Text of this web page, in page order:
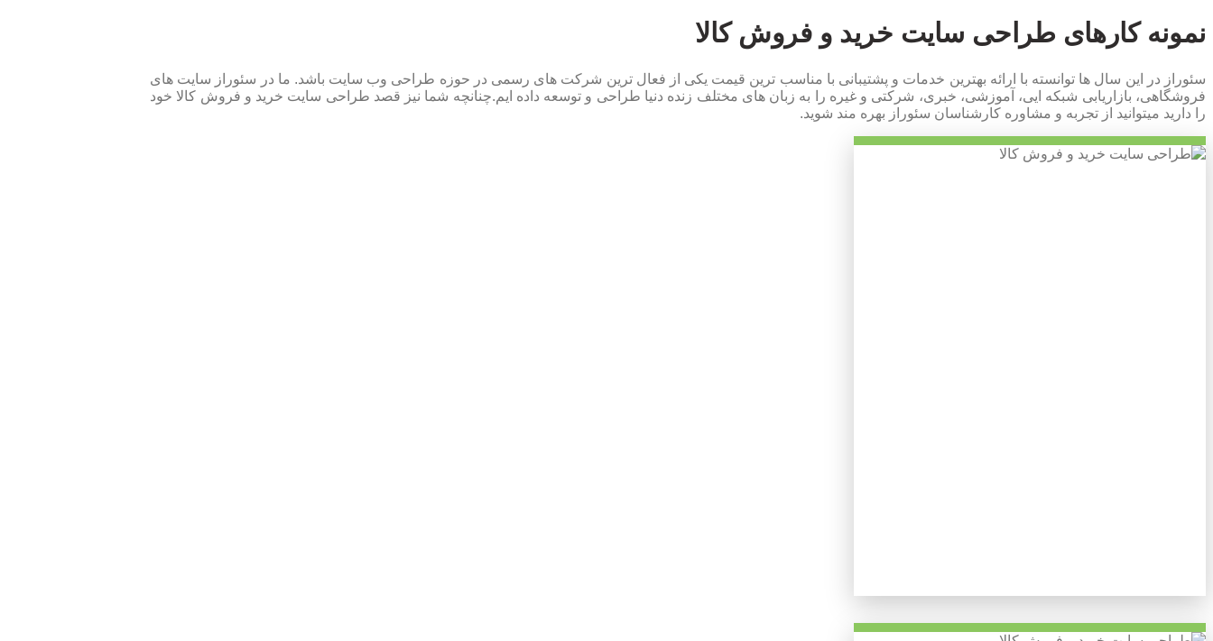
نمونه کارهای طراحی سایت خرید و فروش کالا
سئوراز در این سال ها توانسته با ارائه بهترین خدمات و پشتیبانی با مناسب ترین قیمت یکی از فعال ترین شرکت های رسمی در حوزه طراحی وب سایت باشد. ما در سئوراز سایت های
فروشگاهی، بازاریابی شبکه ایی، آموزشی، خبری، شرکتی و غیره را به زبان های مختلف زنده دنیا طراحی و توسعه داده ایم.چنانچه شما نیز قصد طراحی سایت خرید و فروش کالا خود
را دارید میتوانید از تجربه و مشاوره کارشناسان سئوراز بهره مند شوید.